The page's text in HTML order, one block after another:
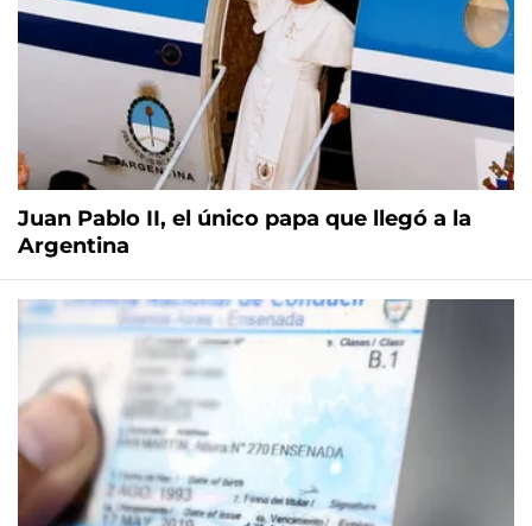
Juan Pablo II, el único papa que llegó a la
Argentina